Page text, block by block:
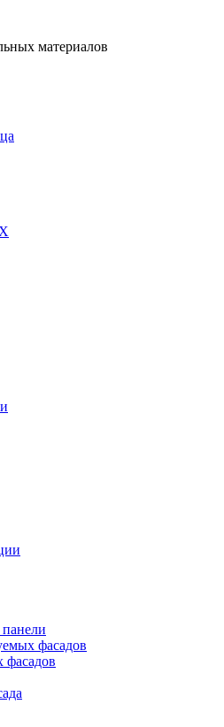
материалов
фасадов
фасадов